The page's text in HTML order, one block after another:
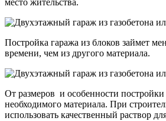
Постройка гаража из блоков займет
времени, чем из другого материала.
От размеров и особенности постройки
необходимого материала. При
использовать качественный раствор